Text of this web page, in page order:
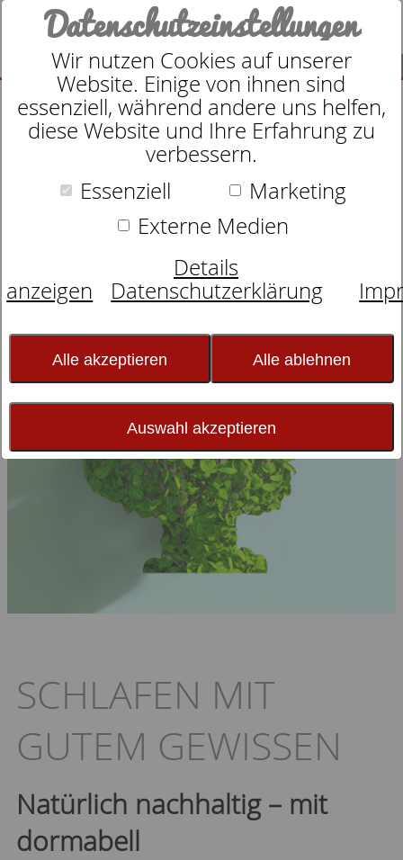
SUCHE
Datenschutzeinstellungen
Wir nutzen Cookies auf unserer
Website. Einige von ihnen sind
essenziell, während andere uns helfen,
diese Website und Ihre Erfahrung zu
verbessern.
Essenziell
Marketing
Externe Medien
Details
anzeigen
Datenschutzerklärung
Alle akzeptieren Alle ablehnen
Auswahl akzeptieren
SCHLAFEN MIT
GUTEM GEWISSEN
Natürlich nachhaltig – mit
dormabell